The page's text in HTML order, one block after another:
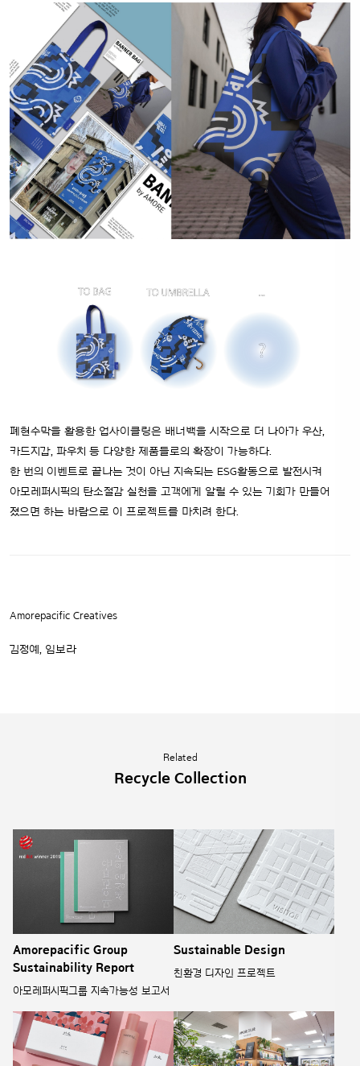
폐현수막을 활용한 업사이클링은 배너백을 시작으로 더 나아가 우산,
카드지갑, 파우치 등 다양한 제품들로의 확장이 가능하다.
한 번의 이벤트로 끝나는 것이 아닌 지속되는 ESG활동으로 발전시켜
아모레퍼시픽의 탄소절감 실천을 고객에게 알릴 수 있는 기회가 만들어
졌으면 하는 바람으로 이 프로젝트를 마치려 한다.
Amorepacific Creatives
김정예, 임보라
Related
Recycle Collection
Amorepacific Group
Sustainability Report
아모레퍼시픽그룹 지속가능성 보고서
Sustainable Design
친환경 디자인 프로젝트